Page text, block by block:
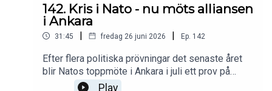
142. Kris i Nato - nu möts alliansen
i Ankara
31:45 | fredag 26 juni 2026 | Ep. 142
Efter flera politiska prövningar det senaste året
blir Natos toppmöte i Ankara i juli ett prov på
alliansens styrka och sammanhållning. USA
Play